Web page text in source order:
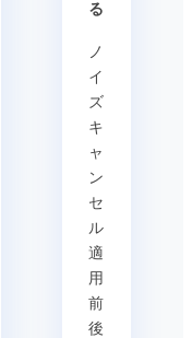
る
ノ
イ
ズ
キ
ャ
ン
セ
ル
適
用
前
後